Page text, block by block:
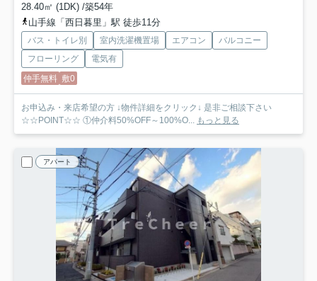
28.40㎡ (1DK) /築54年
山手線「西日暮里」駅 徒歩11分
バス・トイレ別 室内洗濯機置場 エアコン
バルコニー
フローリング
電気有
仲手無料 敷0
お申込み・来店希望の方 ↓物件詳細をクリック↓ 是非ご相談下さい
☆☆POINT☆☆ ①仲介料50%OFF～100%O... もっと見る
アパート